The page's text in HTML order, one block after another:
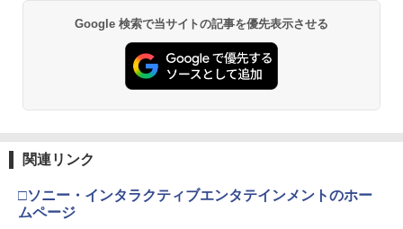
Google 検索で当サイトの記事を優先表示させる
関連リンク
□ソニー・インタラクティブエンタテインメントのホー
ムページ